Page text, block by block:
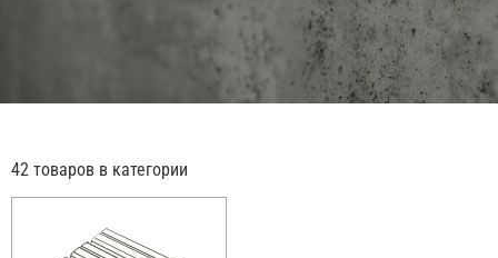
42 товаров в категории